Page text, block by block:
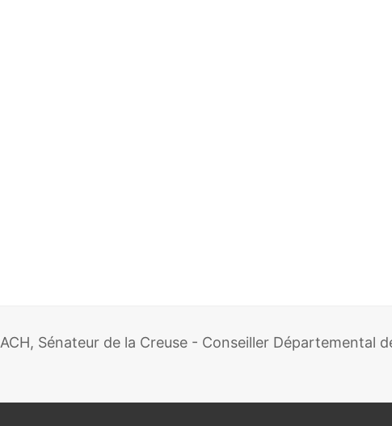
Sénateur de la Creuse - Conseiller Départemental